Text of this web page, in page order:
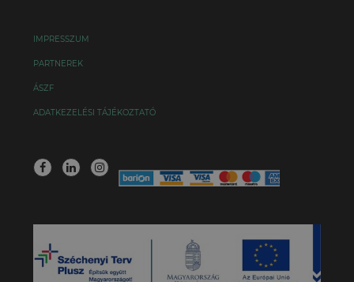
IMPRESSZUM
PARTNEREK
ÁSZF
ADATKEZELÉSI TÁJÉKOZTATÓ